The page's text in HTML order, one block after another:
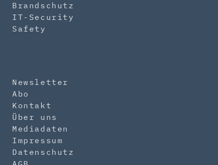
Brandschutz
IT-Security
Safety
Newsletter
Abo
Kontakt
Über uns
Mediadaten
Impressum
Datenschutz